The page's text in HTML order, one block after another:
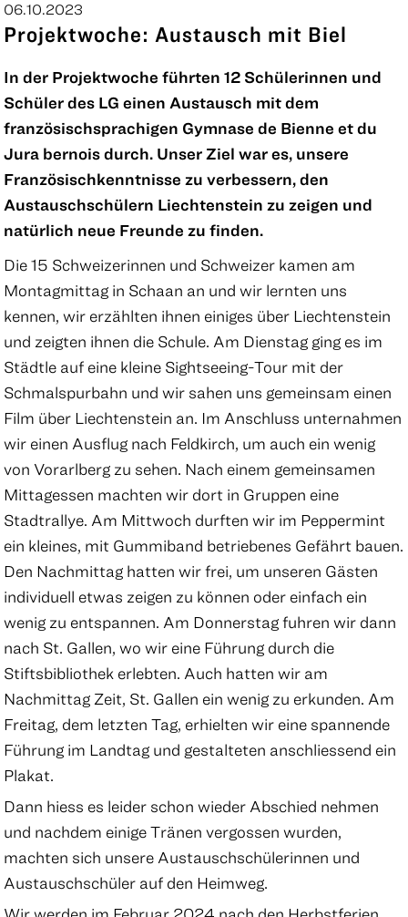
06.10.2023
Projektwoche: Austausch mit Biel
In der Projektwoche führten 12 Schülerinnen und
Schüler des LG einen Austausch mit dem
französischsprachigen Gymnase de Bienne et du
Jura bernois durch. Unser Ziel war es, unsere
Französischkenntnisse zu verbessern, den
Austauschschülern Liechtenstein zu zeigen und
natürlich neue Freunde zu finden.
Die 15 Schweizerinnen und Schweizer kamen am
Montagmittag in Schaan an und wir lernten uns
kennen, wir erzählten ihnen einiges über Liechtenstein
und zeigten ihnen die Schule. Am Dienstag ging es im
Städtle auf eine kleine Sightseeing-Tour mit der
Schmalspurbahn und wir sahen uns gemeinsam einen
Film über Liechtenstein an. Im Anschluss unternahmen
wir einen Ausflug nach Feldkirch, um auch ein wenig
von Vorarlberg zu sehen. Nach einem gemeinsamen
Mittagessen machten wir dort in Gruppen eine
Stadtrallye. Am Mittwoch durften wir im Peppermint
ein kleines, mit Gummiband betriebenes Gefährt bauen.
Den Nachmittag hatten wir frei, um unseren Gästen
individuell etwas zeigen zu können oder einfach ein
wenig zu entspannen. Am Donnerstag fuhren wir dann
nach St. Gallen, wo wir eine Führung durch die
Stiftsbibliothek erlebten. Auch hatten wir am
Nachmittag Zeit, St. Gallen ein wenig zu erkunden. Am
Freitag, dem letzten Tag, erhielten wir eine spannende
Führung im Landtag und gestalteten anschliessend ein
Plakat.
Dann hiess es leider schon wieder Abschied nehmen
und nachdem einige Tränen vergossen wurden,
machten sich unsere Austauschschülerinnen und
Austauschschüler auf den Heimweg.